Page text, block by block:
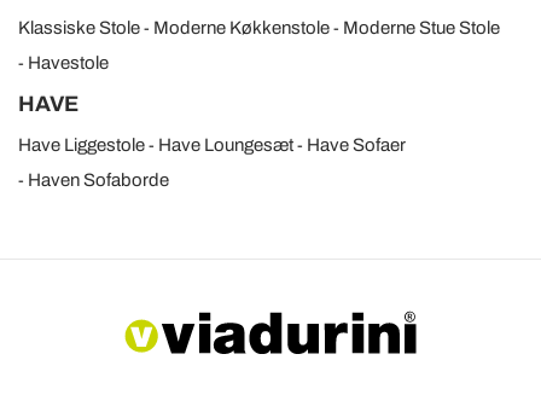
Klassiske Stole Moderne Køkkenstole
Moderne Stue Stole
Havestole
HAVE
Have Liggestole Have Loungesæt
Have Sofaer
Haven Sofaborde